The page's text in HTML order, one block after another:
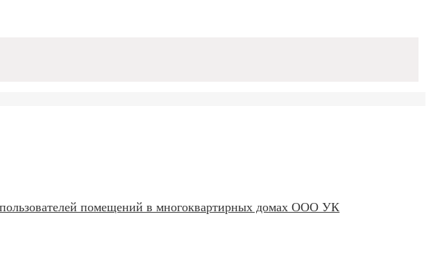
помещений в многоквартирных домах ООО УК